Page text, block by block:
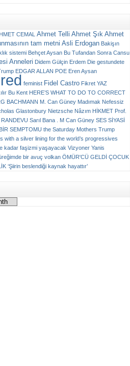
CEMAL Ahmet Telli Ahmet Şık Ahmet
tam metni Asli Erdogan Bakişın
sistemi Behçet Aysan Bu Tufandan Sonra Cansu
Anneleri Didem Gülçin Erdem Die gestundete
EDGAR ALLAN POE Eren Aysan
feminist Fidel Castro Fikret YAZ
Bu Kent HERE’S WHAT TO DO TO CORRECT
BACHMANN M. Can Güney Madımak Nefessiz
Glastonbury Nietzsche Nâzım HİKMET Prof.
RANDEVU Sarıl Bana . M Can Güney SES SİYASİ
SEMPTOMU the Saturday Mothers Trump
with a silver lining for the world’s progressives
kadar faşizmi yaşayacak Vizyoner Yanis
bir avuç volkan ÖMÜR'CÜ GELDİ ÇOCUK
‘Şiirin beslendiği kaynak hayattır’